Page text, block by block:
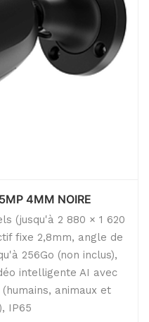
4MM NOIRE
(jusqu'à 2 880 × 1 620
fixe 2,8mm, angle de
256Go (non inclus),
intelligente AI avec
animaux et
IP65